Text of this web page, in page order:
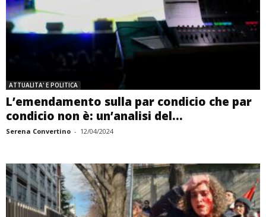
ATTUALITA' E POLITICA
L’emendamento sulla par condicio che par
condicio non è: un’analisi del...
Serena Convertino - 12/04/2024